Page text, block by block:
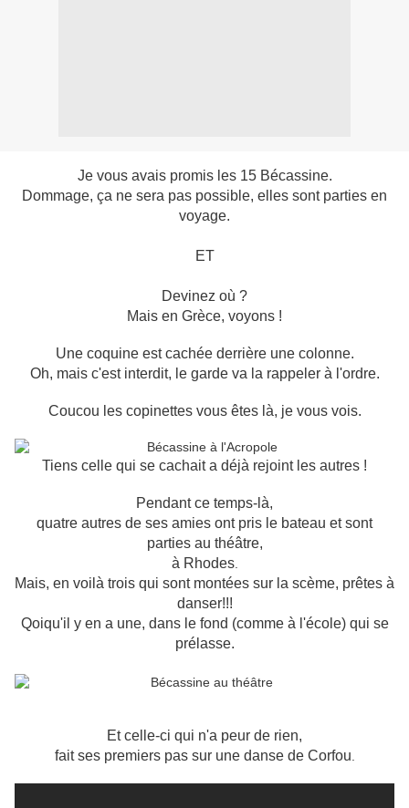
Je vous avais promis les 15 Bécassine.
Dommage, ça ne sera pas possible, elles sont parties en
voyage.
ET
Devinez où ?
Mais en Grèce, voyons !
Une coquine est cachée derrière une colonne.
Oh, mais c'est interdit, le garde va la rappeler à l'ordre.
Coucou les copinettes vous êtes là, je vous vois.
Tiens celle qui se cachait a déjà rejoint les autres !
Pendant ce temps-là,
quatre autres de ses amies ont pris le bateau et sont
parties au théâtre,
à Rhodes.
Mais, en voilà trois qui sont montées sur la scème, prêtes à
danser!!!
Qoiqu'il y en a une, dans le fond (comme à l'école) qui se
prélasse.
Et celle-ci qui n'a peur de rien,
fait ses premiers pas sur une danse de Corfou